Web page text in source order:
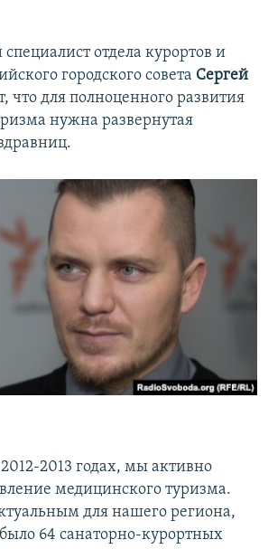
отдела курортов и
городского совета Сергей
что для полноценного развития
нужна развернутая
2013 годах, мы активно
медицинского туризма.
для нашего региона,
64 санаторно-курортных